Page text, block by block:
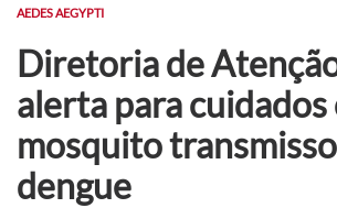
AEDES AEGYPTI
Diretoria de
alerta para cuidados
mosquito
dengue